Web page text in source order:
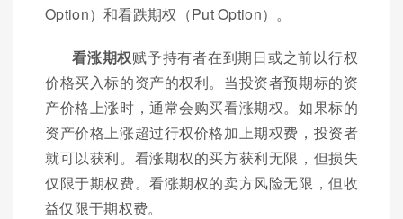
Option）和看跌期权（Put Option）。
看涨期权赋予持有者在到期日或之前以行权
价格买入标的资产的权利。当投资者预期标的资
产价格上涨时，通常会购买看涨期权。如果标的
资产价格上涨超过行权价格加上期权费，投资者
就可以获利。看涨期权的买方获利无限，但损失
仅限于期权费。看涨期权的卖方风险无限，但收
益仅限于期权费。